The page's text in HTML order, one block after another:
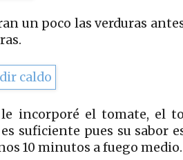
un poco las verduras
incorporé el tomate, el
suficiente pues su sabor
10 minutos a fuego medio.